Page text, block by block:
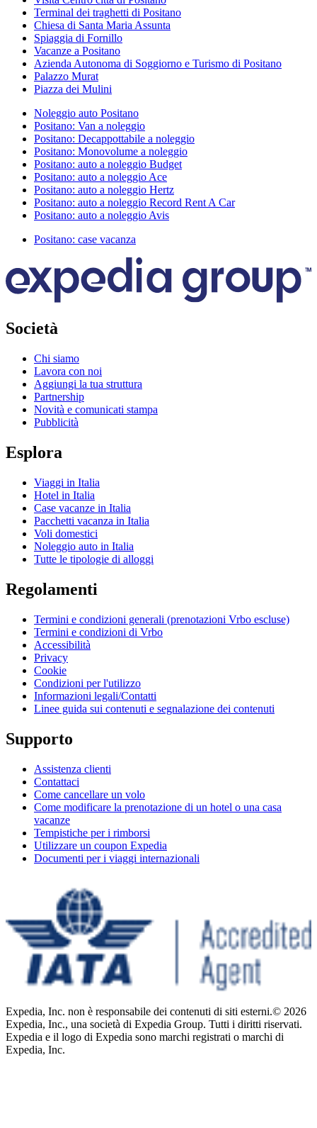
Terminal dei traghetti di Positano
Chiesa di Santa Maria Assunta
Spiaggia di Fornillo
Vacanze a Positano
Azienda Autonoma di Soggiorno e Turismo di Positano
Palazzo Murat
Piazza dei Mulini
Noleggio auto Positano
Positano: Van a noleggio
Positano: Decappottabile a noleggio
Positano: Monovolume a noleggio
Positano: auto a noleggio Budget
Positano: auto a noleggio Ace
Positano: auto a noleggio Hertz
Positano: auto a noleggio Record Rent A Car
Positano: auto a noleggio Avis
Positano: case vacanza
Società
Chi siamo
Lavora con noi
Aggiungi la tua struttura
Partnership
Novità e comunicati stampa
Pubblicità
Esplora
Viaggi in Italia
Hotel in Italia
Case vacanze in Italia
Pacchetti vacanza in Italia
Voli domestici
Noleggio auto in Italia
Tutte le tipologie di alloggi
Regolamenti
Termini e condizioni generali (prenotazioni Vrbo escluse)
Termini e condizioni di Vrbo
Accessibilità
Privacy
Cookie
Condizioni per l'utilizzo
Informazioni legali/Contatti
Linee guida sui contenuti e segnalazione dei contenuti
Supporto
Assistenza clienti
Contattaci
Come cancellare un volo
Come modificare la prenotazione di un hotel o una casa
vacanze
Tempistiche per i rimborsi
Utilizzare un coupon Expedia
Documenti per i viaggi internazionali
Expedia, Inc. non è responsabile dei contenuti di siti esterni.© 2026
Expedia, Inc., una società di Expedia Group. Tutti i diritti riservati.
Expedia e il logo di Expedia sono marchi registrati o marchi di
Expedia, Inc.